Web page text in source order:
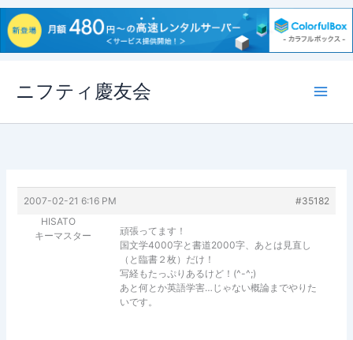
ス
ニフティ慶友会
2007-02-21 6:16 PM
#35182
HISATO
キーマスター
頑張ってます！
国文学4000字と書道2000字、あとは見直し
（と臨書２枚）だけ！
写経もたっぷりあるけど！(^-^;)
あと何とか英語学害…じゃない概論までやりた
いです。